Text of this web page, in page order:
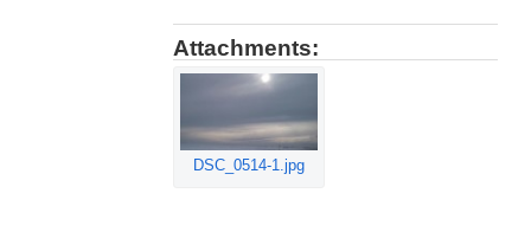
Attachments:
DSC_0514-1.jpg